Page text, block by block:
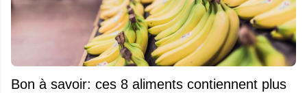
Bon à savoir: ces 8 aliments contiennent plus